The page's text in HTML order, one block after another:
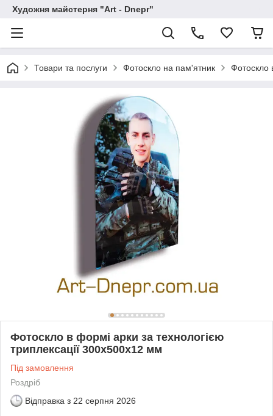
Художня майстерня "Art - Dnepr"
Товари та послуги Фотоскло на пам'ятник Фотоскло
Фотоскло в формі арки за технологією
триплексації 300х500х12 мм
Під замовлення
Роздріб
Відправка з 22 серпня 2026